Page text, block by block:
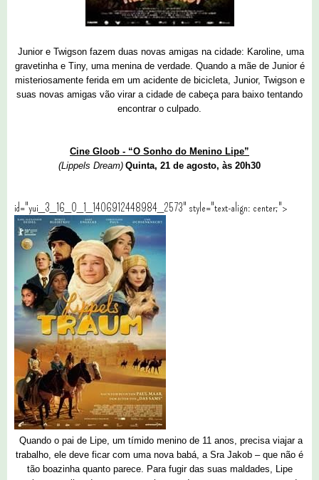
Junior e Twigson fazem duas novas amigas na cidade: Karoline, uma
gravetinha e Tiny, uma menina de verdade. Quando a mãe de Junior é
misteriosamente ferida em um acidente de bicicleta, Junior, Twigson e
suas novas amigas vão virar a cidade de cabeça para baixo tentando
encontrar o culpado.
Cine Gloob - “O Sonho do Menino Lipe”
(Lippels Dream) Quinta, 21 de agosto, às 20h30
id="yui_3_16_0_1_1406912448984_2573" style="text-align: center;">
Quando o pai de Lipe, um tímido menino de 11 anos, precisa viajar a
trabalho, ele deve ficar com uma nova babá, a Sra Jakob – que não é
tão boazinha quanto parece. Para fugir das suas maldades, Lipe